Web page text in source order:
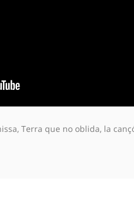
Terra que no oblida, la